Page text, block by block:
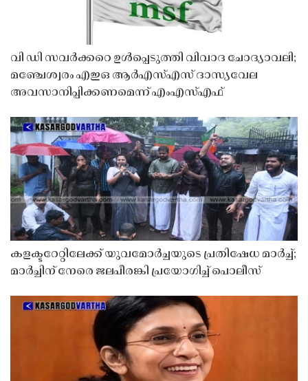
വി ഡി സവർക്കറെ ഉൾപ്പെടുത്തി വിവാദ ചോദ്യാവലി;
മഞ്ചേശ്വരം എഇഒ ആർഎസ്എസ് ദാസ്യവേല
അവസാനിപ്പിക്കണമെന്ന് എംഎസ്എഫ്
കളക്ടറേറ്റിലേക്ക് യുവമോർച്ചയുടെ പ്രതിഷേധ മാർച്ച്;
മാർച്ചിന് നേരെ ജലപീരങ്കി പ്രയോഗിച്ച് പൊലീസ്